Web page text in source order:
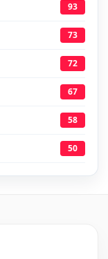
93
73
72
67
58
50